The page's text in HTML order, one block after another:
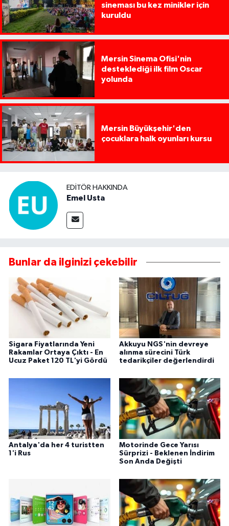
sineması bu kez minikler için
kuruldu
Mersin Sinema Ofisi'nin
desteklediği ilk film Oscar
yolunda
Mersin Büyükşehir'den
çocuklara halk oyunları kursu
EDITÖR HAKKINDA
Emel Usta
Bunlar da ilginizi çekebilir
Sigara Fiyatlarında Yeni
Rakamlar Ortaya Çıktı - En
Ucuz Paket 120 TL'yi Gördü
Akkuyu NGS'nin devreye
alınma sürecini Türk
tedarikçiler değerlendirdi
Antalya'da her 4 turistten
1'i Rus
Motorinde Gece Yarısı
Sürprizi - Beklenen İndirim
Son Anda Değişti